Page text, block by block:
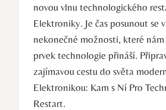
novou vlnu technologického
Elektroniky. Je čas posunout se
nekonečné možnosti, které
prvek technologie přináší.
zajímavou cestu do světa
Elektronikou: Kam s Ní Pro
Restart.